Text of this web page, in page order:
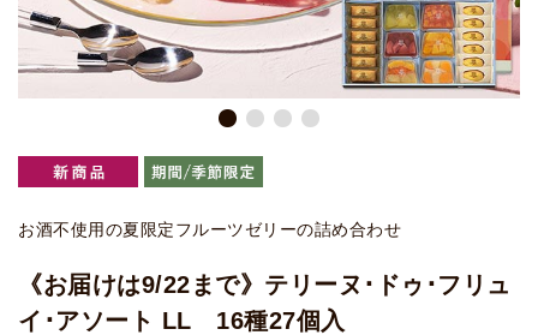
お酒不使用の夏限定フルーツゼリーの詰め合わせ
《お届けは9/22まで》テリーヌ･ドゥ･フリュ
イ･アソート LL 16種27個入